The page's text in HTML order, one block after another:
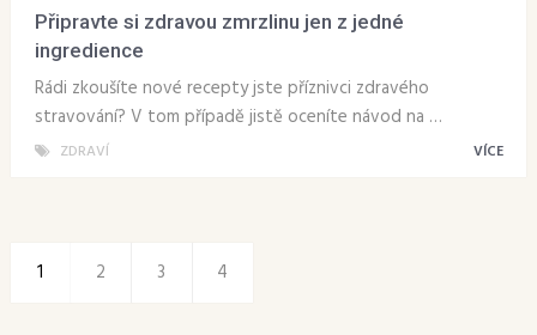
Připravte si zdravou zmrzlinu jen z jedné
ingredience
Rádi zkoušíte nové recepty jste příznivci zdravého
stravování? V tom případě jistě oceníte návod na …
ZDRAVÍ VÍCE
1 2 3 4